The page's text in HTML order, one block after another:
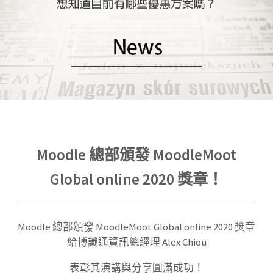
Moodle 總部頒發 MoodleMoot
Global online 2020 獎章！
Moodle 總部頒發 MoodleMoot Global online 2020 獎章
給博識通資訊總經理 Alex Chiou
表彰其演講與分享圓滿成功！